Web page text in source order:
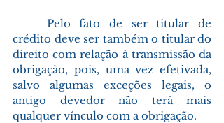
crédito deve ser também o titular do
direito com relação à transmissão da
obrigação, pois, uma vez efetivada,
salvo algumas exceções legais, o
antigo devedor não terá mais
qualquer vínculo com a obrigação.